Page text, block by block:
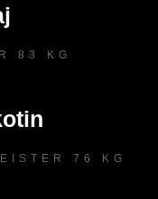
83 KG
76 KG